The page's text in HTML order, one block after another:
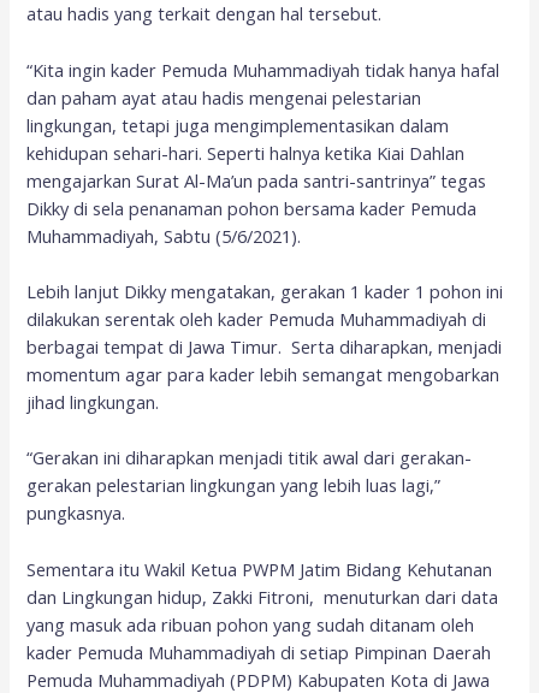
atau hadis yang terkait dengan hal tersebut.
“Kita ingin kader Pemuda Muhammadiyah tidak hanya hafal
dan paham ayat atau hadis mengenai pelestarian
lingkungan, tetapi juga mengimplementasikan dalam
kehidupan sehari-hari. Seperti halnya ketika Kiai Dahlan
mengajarkan Surat Al-Ma’un pada santri-santrinya” tegas
Dikky di sela penanaman pohon bersama kader Pemuda
Muhammadiyah, Sabtu (5/6/2021).
Lebih lanjut Dikky mengatakan, gerakan 1 kader 1 pohon ini
dilakukan serentak oleh kader Pemuda Muhammadiyah di
berbagai tempat di Jawa Timur. Serta diharapkan, menjadi
momentum agar para kader lebih semangat mengobarkan
jihad lingkungan.
“Gerakan ini diharapkan menjadi titik awal dari gerakan-
gerakan pelestarian lingkungan yang lebih luas lagi,”
pungkasnya.
Sementara itu Wakil Ketua PWPM Jatim Bidang Kehutanan
dan Lingkungan hidup, Zakki Fitroni, menuturkan dari data
yang masuk ada ribuan pohon yang sudah ditanam oleh
kader Pemuda Muhammadiyah di setiap Pimpinan Daerah
Pemuda Muhammadiyah (PDPM) Kabupaten Kota di Jawa